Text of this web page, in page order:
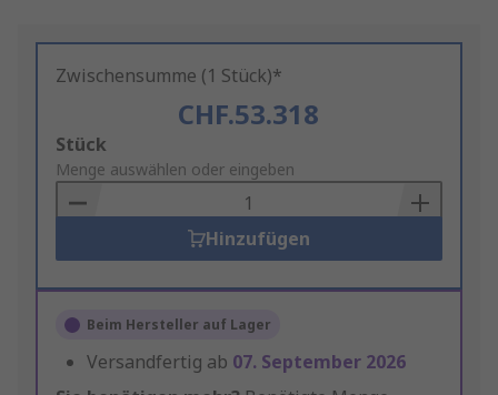
Zwischensumme (1 Stück)*
CHF.53.318
Add
to
Basket
Stück
Menge auswählen oder eingeben
Hinzufügen
Beim Hersteller auf Lager
Versandfertig ab 07. September 2026